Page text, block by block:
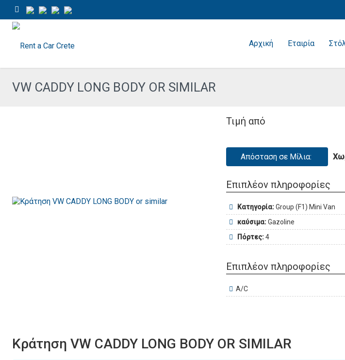
Αρχική Εταιρία
VW CADDY LONG BODY OR SIMILAR
Τιμή από
Απόσταση σε Μίλια:
Επιπλέον πληροφορίες
Κατηγορία:Group (F1) Mini Van
καύσιμα:Gazoline
Πόρτες:4
Επιπλέον πληροφορίες
A/C
Κράτηση VW CADDY LONG BODY OR SIMILAR